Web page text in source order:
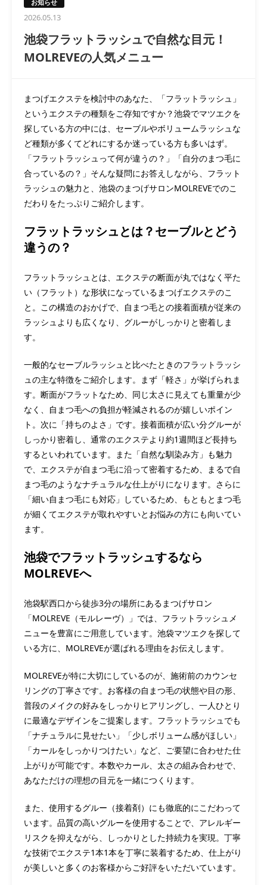
お知らせ
2026.05.13
池袋フラットラッシュで自然な目元！
MOLREVEの人気メニュー
まつげエクステを検討中のあなた、「フラットラッシュ」
というエクステの種類をご存知ですか？池袋でマツエクを
探している方の中には、セーブルやボリュームラッシュな
ど種類が多くてどれにするか迷っている方も多いはず。
「フラットラッシュって何が違うの？」「自分のまつ毛に
合っているの？」そんな疑問にお答えしながら、フラット
ラッシュの魅力と、池袋のまつげサロンMOLREVEでのこ
だわりをたっぷりご紹介します。
フラットラッシュとは？セーブルとどう
違うの？
フラットラッシュとは、エクステの断面が丸ではなく平た
い（フラット）な形状になっているまつげエクステのこ
と。この構造のおかげで、自まつ毛との接着面積が従来の
ラッシュよりも広くなり、グルーがしっかりと密着しま
す。
一般的なセーブルラッシュと比べたときのフラットラッシ
ュの主な特徴をご紹介します。まず「軽さ」が挙げられま
す。断面がフラットなため、同じ太さに見えても重量が少
なく、自まつ毛への負担が軽減されるのが嬉しいポイン
ト。次に「持ちのよさ」です。接着面積が広い分グルーが
しっかり密着し、通常のエクステより約1週間ほど長持ち
するといわれています。また「自然な馴染み方」も魅力
で、エクステが自まつ毛に沿って密着するため、まるで自
まつ毛のようなナチュラルな仕上がりになります。さらに
「細い自まつ毛にも対応」しているため、もともとまつ毛
が細くてエクステが取れやすいとお悩みの方にも向いてい
ます。
池袋でフラットラッシュするなら
MOLREVEへ
池袋駅西口から徒歩3分の場所にあるまつげサロン
「MOLREVE（モルレーヴ）」では、フラットラッシュメ
ニューを豊富にご用意しています。池袋マツエクを探して
いる方に、MOLREVEが選ばれる理由をお伝えします。
MOLREVEが特に大切にしているのが、施術前のカウンセ
リングの丁寧さです。お客様の自まつ毛の状態や目の形、
普段のメイクの好みをしっかりヒアリングし、一人ひとり
に最適なデザインをご提案します。フラットラッシュでも
「ナチュラルに見せたい」「少しボリューム感がほしい」
「カールをしっかりつけたい」など、ご要望に合わせた仕
上がりが可能です。本数やカール、太さの組み合わせで、
あなただけの理想の目元を一緒につくります。
また、使用するグルー（接着剤）にも徹底的にこだわって
います。品質の高いグルーを使用することで、アレルギー
リスクを抑えながら、しっかりとした持続力を実現。丁寧
な技術でエクステ1本1本を丁寧に装着するため、仕上がり
が美しいと多くのお客様からご好評をいただいています。